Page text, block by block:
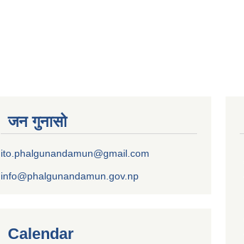
जन गुनासो
ito.phalgunandamun@gmail.com
info@phalgunandamun.gov.np
Calendar